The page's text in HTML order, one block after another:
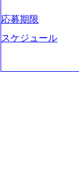
ロジェクトワー
ライアントに対し
いテーマのチャ
と同水準以上の
基本 強く「個人
しは不要です。ご
ンクインしてい
に、IT戦略策定等
他方、インキュ
考) https://
bation.html) 大手
応募期限
スケジュール